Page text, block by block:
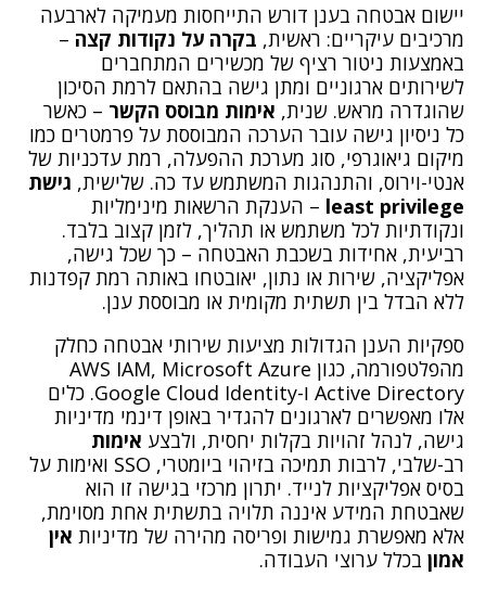
יישום אבטחה בענן דורש התייחסות מעמיקה לארבעה
מרכיבים עיקריים: ראשית, בקרה על נקודות קצה –
באמצעות ניטור רציף של מכשירים המתחברים
לשירותים ארגוניים ומתן גישה בהתאם לרמת הסיכון
שהוגדרה מראש. שנית, אימות מבוסס הקשר – כאשר
כל ניסיון גישה עובר הערכה המבוססת על פרמטרים כמו
מיקום גיאוגרפי, סוג מערכת ההפעלה, רמת עדכניות של
אנטי-וירוס, והתנהגות המשתמש עד כה. שלישית, גישת
least privilege – הענקת הרשאות מינימליות
ונקודתיות לכל משתמש או תהליך, לזמן קצוב בלבד.
רביעית, אחידות בשכבת האבטחה – כך שכל גישה,
אפליקציה, שירות או נתון, יאובטחו באותה רמת קפדנות
ללא הבדל בין תשתית מקומית או מבוססת ענן.
ספקיות הענן הגדולות מציעות שירותי אבטחה כחלק
מהפלטפורמה, כגון AWS IAM, Microsoft Azure
Active Directory ו-Google Cloud Identity. כלים
אלו מאפשרים לארגונים להגדיר באופן דינמי מדיניות
גישה, לנהל זהויות בקלות יחסית, ולבצע אימות
רב-שלבי, לרבות תמיכה בזיהוי ביומטרי, SSO ואימות על
בסיס אפליקציות לנייד. יתרון מרכזי בגישה זו הוא
שאבטחת המידע איננה תלויה בתשתית אחת מסוימת,
אלא מאפשרת גמישות ופריסה מהירה של מדיניות אין
אמון בכלל ערוצי העבודה.